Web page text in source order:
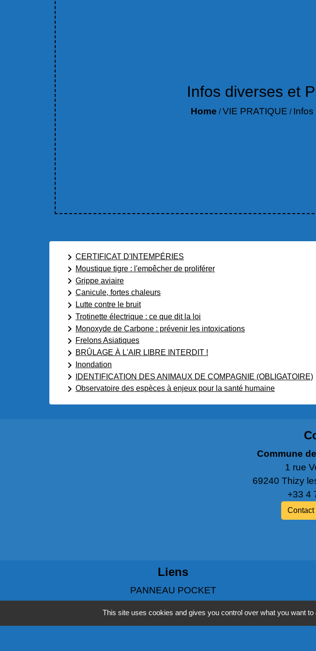
Infos diverses et
Home /VIE PRATIQUE /
keyboard_arrow_right CERTIFICAT D'INTEMPÉRIES
keyboard_arrow_right Moustique tigre : l'empêcher de proliférer
keyboard_arrow_right Grippe aviaire
keyboard_arrow_right Canicule, fortes chaleurs
keyboard_arrow_right Lutte contre le bruit
keyboard_arrow_right Trotinette électrique : ce que dit la loi
keyboard_arrow_right Monoxyde de Carbone : prévenir les intoxications
keyboard_arrow_right Frelons Asiatiques
keyboard_arrow_right BRÛLAGE À L'AIR LIBRE INTERDIT !
keyboard_arrow_right Inondation
keyboard_arrow_right IDENTIFICATION DES ANIMAUX DE COMPAGNIE (OBLIGATOIRE)
keyboard_arrow_right Observatoire des espèces à enjeux pour la santé humaine
Commune
1 rue
69240 Thizy
+33 4
Contact
Liens
PANNEAU POCKET
This site uses cookies and gives you control over what you want to